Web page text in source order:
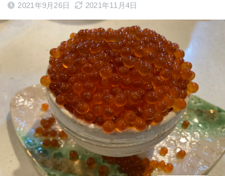
2021年9月26日 2021年11月4日